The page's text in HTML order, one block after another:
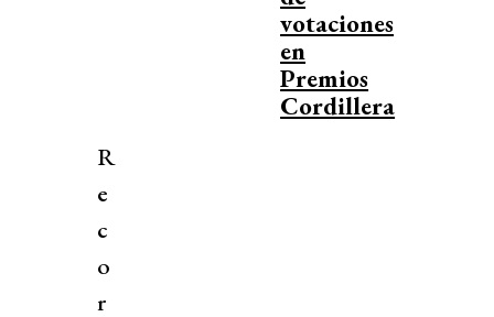
votaciones
en
Premios
Cordillera
R
e
c
o
r